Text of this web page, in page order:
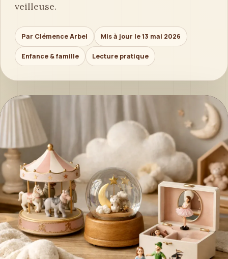
veilleuse.
Par Clémence Arbel Mis à jour le 13 mai 2026
Enfance & famille Lecture pratique